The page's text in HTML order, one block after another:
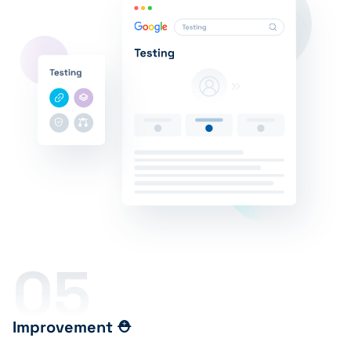
05
Improvement ⛑️